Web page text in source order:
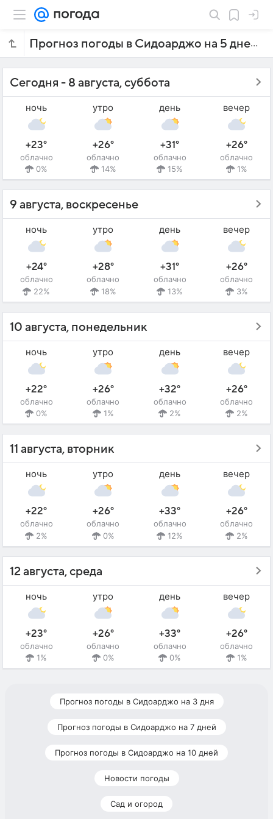
Прогноз погоды в Сидоарджо на 5 дней
Сегодня - 8 августа, суббота
ночь
+23°
облачно
0%
утро
+26°
облачно
14%
день
+31°
облачно
15%
вечер
+26°
облачно
1%
9 августа, воскресенье
ночь
+24°
облачно
22%
утро
+28°
облачно
18%
день
+31°
облачно
13%
вечер
+26°
облачно
3%
10 августа, понедельник
ночь
+22°
облачно
0%
утро
+26°
облачно
1%
день
+32°
облачно
2%
вечер
+26°
облачно
2%
11 августа, вторник
ночь
+22°
облачно
2%
утро
+26°
облачно
0%
день
+33°
облачно
12%
вечер
+26°
облачно
2%
12 августа, среда
ночь
+23°
облачно
1%
утро
+26°
облачно
0%
день
+33°
облачно
0%
вечер
+26°
облачно
1%
Прогноз погоды в Сидоарджо на 3 дня
Прогноз погоды в Сидоарджо на 7 дней
Прогноз погоды в Сидоарджо на 10 дней
Новости погоды
Сад и огород